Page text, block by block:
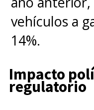
vehículos a
14%.
Impacto
regulatorio